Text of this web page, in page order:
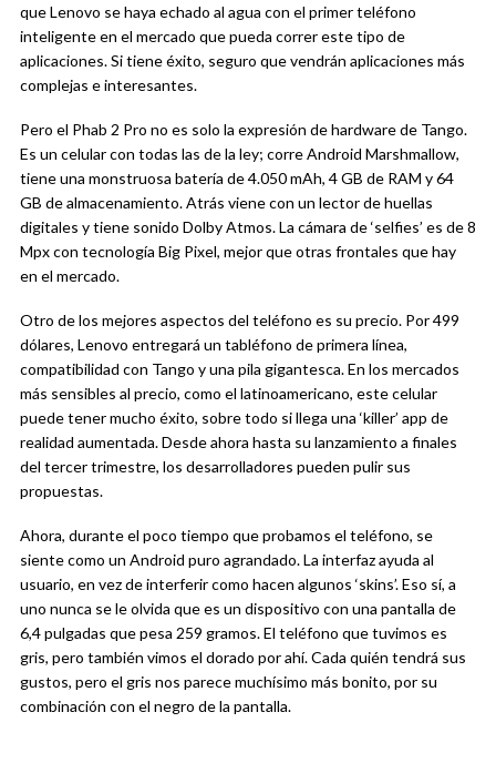
que Lenovo se haya echado al agua con el primer teléfono
inteligente en el mercado que pueda correr este tipo de
aplicaciones. Si tiene éxito, seguro que vendrán aplicaciones más
complejas e interesantes.
Pero el Phab 2 Pro no es solo la expresión de hardware de Tango.
Es un celular con todas las de la ley; corre Android Marshmallow,
tiene una monstruosa batería de 4.050 mAh, 4 GB de RAM y 64
GB de almacenamiento. Atrás viene con un lector de huellas
digitales y tiene sonido Dolby Atmos. La cámara de ‘selfies’ es de 8
Mpx con tecnología Big Pixel, mejor que otras frontales que hay
en el mercado.
Otro de los mejores aspectos del teléfono es su precio. Por 499
dólares, Lenovo entregará un tabléfono de primera línea,
compatibilidad con Tango y una pila gigantesca. En los mercados
más sensibles al precio, como el latinoamericano, este celular
puede tener mucho éxito, sobre todo si llega una ‘killer’ app de
realidad aumentada. Desde ahora hasta su lanzamiento a finales
del tercer trimestre, los desarrolladores pueden pulir sus
propuestas.
Ahora, durante el poco tiempo que probamos el teléfono, se
siente como un Android puro agrandado. La interfaz ayuda al
usuario, en vez de interferir como hacen algunos ‘skins’. Eso sí, a
uno nunca se le olvida que es un dispositivo con una pantalla de
6,4 pulgadas que pesa 259 gramos. El teléfono que tuvimos es
gris, pero también vimos el dorado por ahí. Cada quién tendrá sus
gustos, pero el gris nos parece muchísimo más bonito, por su
combinación con el negro de la pantalla.